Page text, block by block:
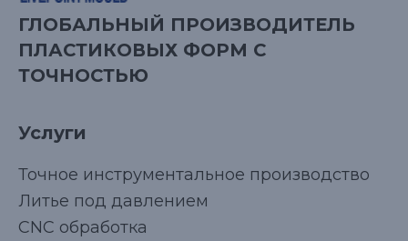
ГЛОБАЛЬНЫЙ ПРОИЗВОДИТЕЛЬ
ПЛАСТИКОВЫХ ФОРМ С
ТОЧНОСТЬЮ
Услуги
Точное инструментальное производство
Литье под давлением
CNC обработка